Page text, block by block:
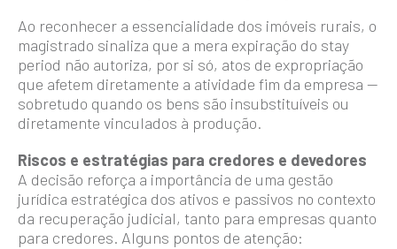
Ao reconhecer a essencialidade dos imóveis rurais, o
magistrado sinaliza que a mera expiração do stay
period não autoriza, por si só, atos de expropriação
que afetem diretamente a atividade fim da empresa —
sobretudo quando os bens são insubstituíveis ou
diretamente vinculados à produção.
Riscos e estratégias para credores e devedores
A decisão reforça a importância de uma gestão
jurídica estratégica dos ativos e passivos no contexto
da recuperação judicial, tanto para empresas quanto
para credores. Alguns pontos de atenção: